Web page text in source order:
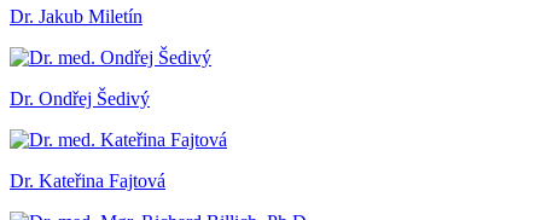
Dr. Jakub Miletín
Dr. Ondřej Šedivý
Dr. Kateřina Fajtová